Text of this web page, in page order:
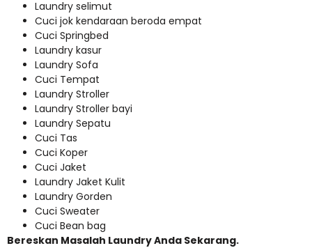
Laundry selimut
Cuci jok kendaraan beroda empat
Cuci Springbed
Laundry kasur
Laundry Sofa
Cuci Tempat
Laundry Stroller
Laundry Stroller bayi
Laundry Sepatu
Cuci Tas
Cuci Koper
Cuci Jaket
Laundry Jaket Kulit
Laundry Gorden
Cuci Sweater
Cuci Bean bag
Bereskan Masalah Laundry Anda Sekarang.